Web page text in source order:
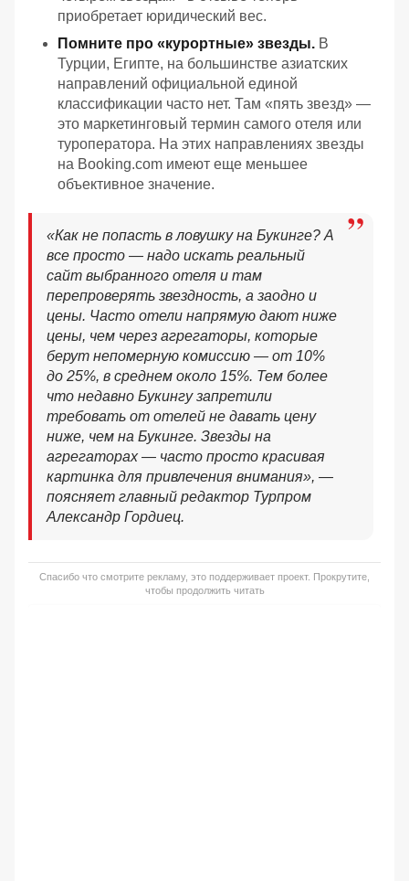
приобретает юридический вес.
Помните про «курортные» звезды. В
Турции, Египте, на большинстве азиатских
направлений официальной единой
классификации часто нет. Там «пять звезд» —
это маркетинговый термин самого отеля или
туроператора. На этих направлениях звезды
на Booking.com имеют еще меньшее
объективное значение.
«Как не попасть в ловушку на Букинге? А
все просто — надо искать реальный
сайт выбранного отеля и там
перепроверять звездность, а заодно и
цены. Часто отели напрямую дают ниже
цены, чем через агрегаторы, которые
берут непомерную комиссию — от 10%
до 25%, в среднем около 15%. Тем более
что недавно Букингу запретили
требовать от отелей не давать цену
ниже, чем на Букинге. Звезды на
агрегаторах — часто просто красивая
картинка для привлечения внимания», —
поясняет главный редактор Турпром
Александр Гордиец.
Спасибо что смотрите рекламу, это поддерживает проект. Прокрутите,
чтобы продолжить читать